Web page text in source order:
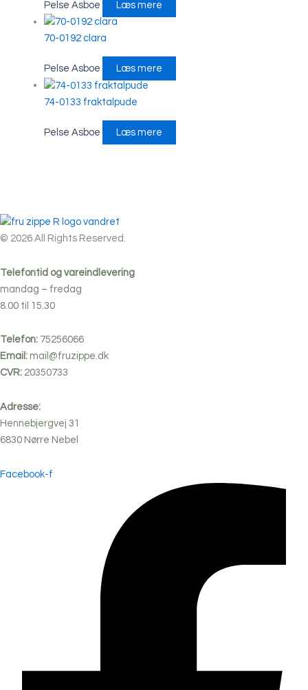
Pelse Asboe Læs mere
70-0192 clara
Pelse Asboe Læs mere
74-0133 fraktalpude
Pelse Asboe Læs mere
© 2026 All Rights Reserved.
Telefontid og vareindlevering
mandag – fredag
8.00 til 15.30
Telefon: 75256066
Email: mail@fruzippe.dk
CVR: 20350733
Adresse:
Hennebjergvej 31
6830 Nørre Nebel
Facebook-f